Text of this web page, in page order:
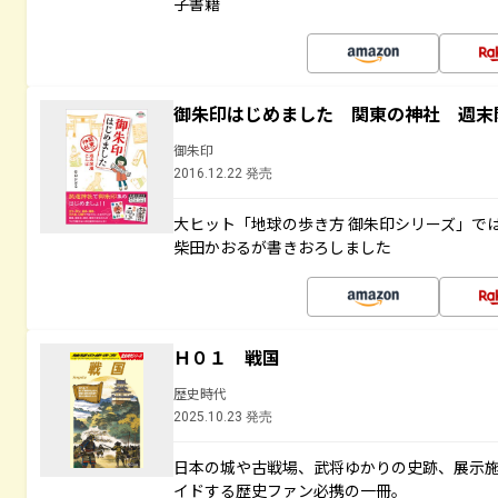
御朱印はじめました 関東の神社 週末
御朱印
2016.12.22 発売
大ヒット「地球の歩き方 御朱印シリーズ」
柴田かおるが書きおろしました
Ｈ０１ 戦国
歴史時代
2025.10.23 発売
日本の城や古戦場、武将ゆかりの史跡、展示
イドする歴史ファン必携の一冊。